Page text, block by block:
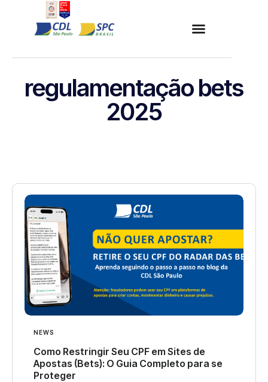
regulamentação bets
2025
NEWS
Como Restringir Seu CPF em Sites de
Apostas (Bets): O Guia Completo para se
Proteger